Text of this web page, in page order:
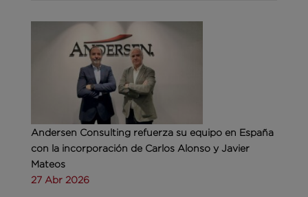
Andersen Consulting refuerza su equipo en España
con la incorporación de Carlos Alonso y Javier
Mateos
27 Abr 2026